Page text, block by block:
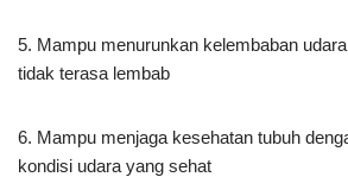
5. Mampu menurunkan kelembaban
tidak terasa lembab
6. Mampu menjaga kesehatan tubuh
kondisi udara yang sehat